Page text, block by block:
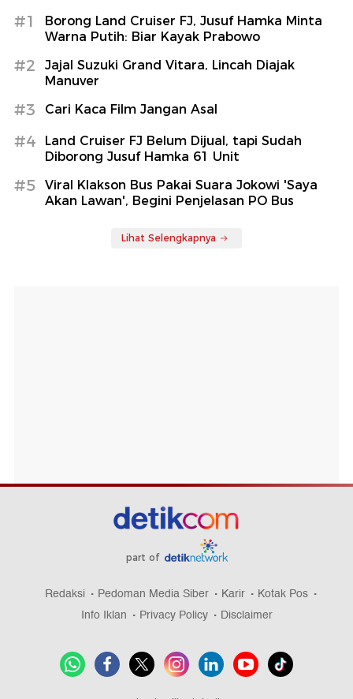
#1
Borong Land Cruiser FJ, Jusuf Hamka Minta
Warna Putih: Biar Kayak Prabowo
#2
Jajal Suzuki Grand Vitara, Lincah Diajak
Manuver
#3 Cari Kaca Film Jangan Asal
#4
Land Cruiser FJ Belum Dijual, tapi Sudah
Diborong Jusuf Hamka 61 Unit
#5
Viral Klakson Bus Pakai Suara Jokowi 'Saya
Akan Lawan', Begini Penjelasan PO Bus
Lihat Selengkapnya
part of
Redaksi Pedoman Media Siber Karir
Kotak Pos
Info Iklan
Privacy Policy Disclaimer